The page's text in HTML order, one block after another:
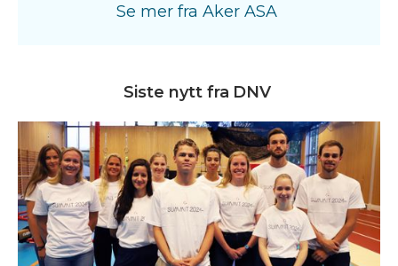
Se mer fra Aker ASA
Siste nytt fra DNV